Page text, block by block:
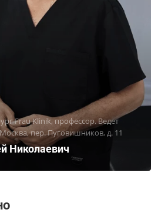
Frau Klinik, профессор. Ведет
пер. Пуговишников, д. 11
Николаевич